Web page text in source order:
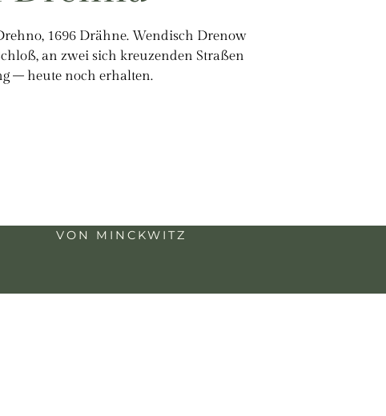
1696 Drähne. Wendisch Drenow
an zwei sich kreuzenden Straßen
– heute noch erhalten.
VON MINCKWITZ